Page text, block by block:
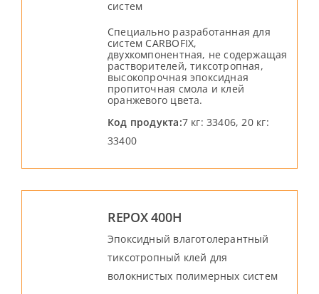
систем
Специально разработанная для
систем CARBOFIX,
двухкомпонентная, не содержащая
растворителей, тиксотропная,
высокопрочная эпоксидная
пропиточная смола и клей
оранжевого цвета.
Код продукта:7 кг: 33406, 20 кг:
33400
REPOX 400H
Эпоксидный влаготолерантный
тиксотропный клей для
волокнистых полимерных систем